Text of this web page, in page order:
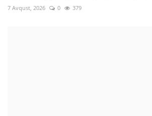
7 Avqust, 2026 0 379